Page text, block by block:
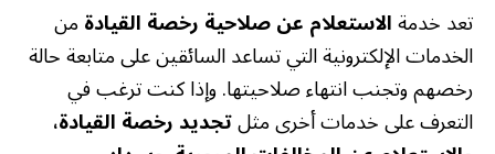
تعد خدمةالاستعلام عن صلاحية رخصة القيادةمن
الخدمات الإلكترونية التي تساعد السائقين على متابعة حالة
رخصهم وتجنب انتهاء صلاحيتها. وإذا كنت ترغب في
التعرف على خدمات أخرى مثلتجديد رخصة القيادة،